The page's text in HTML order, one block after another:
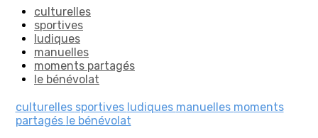
culturelles
sportives
ludiques
manuelles
moments partagés
le bénévolat
culturelles sportives ludiques manuelles moments
partagés le bénévolat